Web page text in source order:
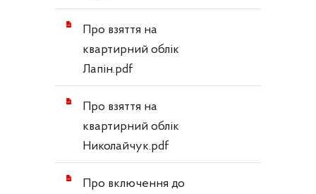
Про взяття на
квартирний облік
Лапін.pdf
Про взяття на
квартирний облік
Николайчук.pdf
Про включення до